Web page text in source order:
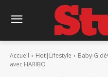
Accueil Hot|Lifestyle
Baby-G
avec HARIBO